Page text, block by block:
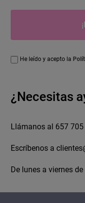
He leído y acepto la
¿Necesitas
Llámanos al 657 705
Escríbenos a
De lunes a viernes